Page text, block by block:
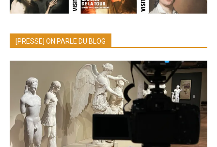
[PRESSE] ON PARLE DU BLOG